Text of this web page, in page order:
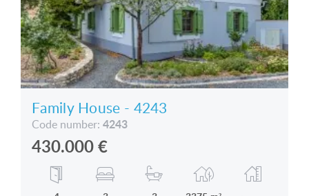
Family House - 4243
Code number: 4243
430.000€